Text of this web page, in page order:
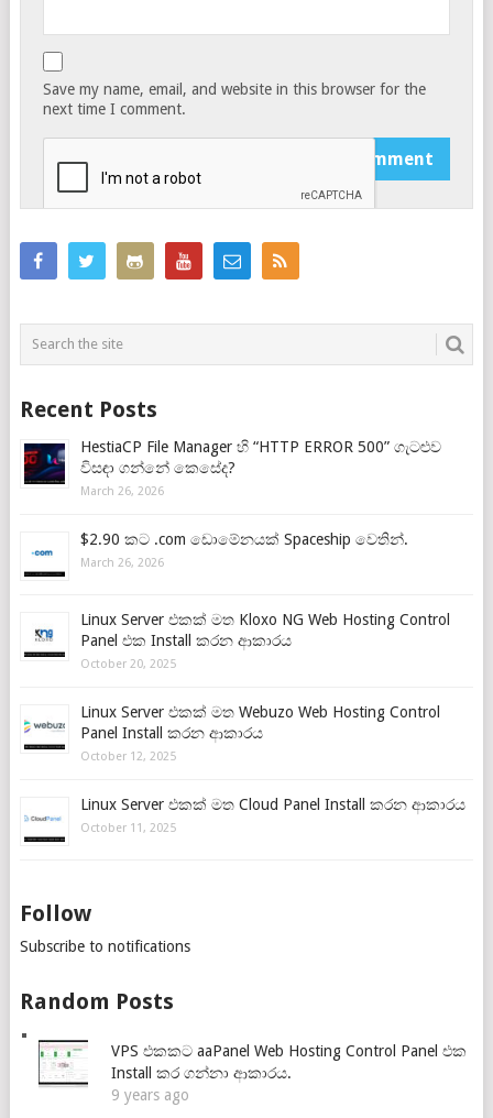
Save my name, email, and website in this browser for the
next time I comment.
Recent Posts
HestiaCP File Manager හි “HTTP ERROR 500” ගැටළුව
විසඳා ගන්නේ කෙසේද?
March 26, 2026
$2.90 කට .com ඩොමේනයක් Spaceship වෙතින්.
March 26, 2026
Linux Server එකක් මත Kloxo NG Web Hosting Control
Panel එක Install කරන ආකාරය
October 20, 2025
Linux Server එකක් මත Webuzo Web Hosting Control
Panel Install කරන ආකාරය
October 12, 2025
Linux Server එකක් මත Cloud Panel Install කරන ආකාරය
October 11, 2025
Follow
Subscribe to notifications
Random Posts
VPS එකකට aaPanel Web Hosting Control Panel එක
Install කර ගන්නා ආකාරය.
9 years ago